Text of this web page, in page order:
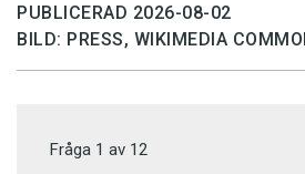
PUBLICERAD 2026-08-02
BILD: PRESS, WIKIMEDIA
Fråga 1 av 12